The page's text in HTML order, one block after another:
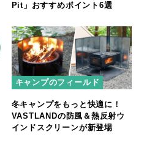
Pit」おすすめポイント6選
キャンプのフィールド
冬キャンプをもっと快適に！
VASTLANDの防風＆熱反射ウ
インドスクリーンが新登場